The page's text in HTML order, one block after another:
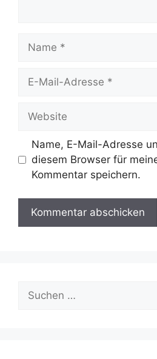
Name
Website
Name, E-Mail-Adresse
diesem Browser für
Kommentar speichern.
nach: